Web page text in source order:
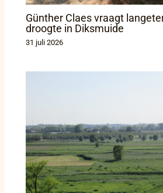
Günther Claes vraagt
droogte in Diksmuide
31 juli 2026